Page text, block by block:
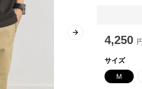
Next slide 4,250
サイズ
M